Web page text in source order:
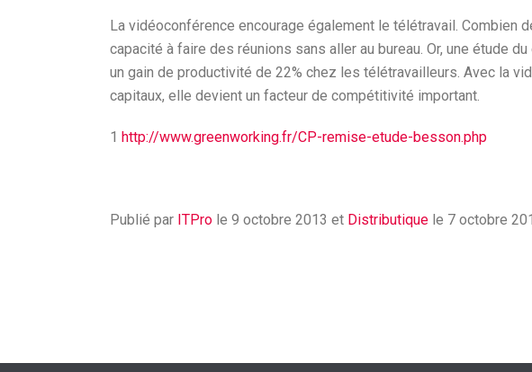
La vidéoconférence encourage également le télétravail.
capacité à faire des réunions sans aller au bureau. Or, une étude
un gain de productivité de 22% chez les télétravailleurs. Avec la
capitaux, elle devient un facteur de compétitivité important.
1 http://www.greenworking.fr/CP-remise-etude-besson.php
Publié par ITPro le 9 octobre 2013 et Distributique le 7 octobre